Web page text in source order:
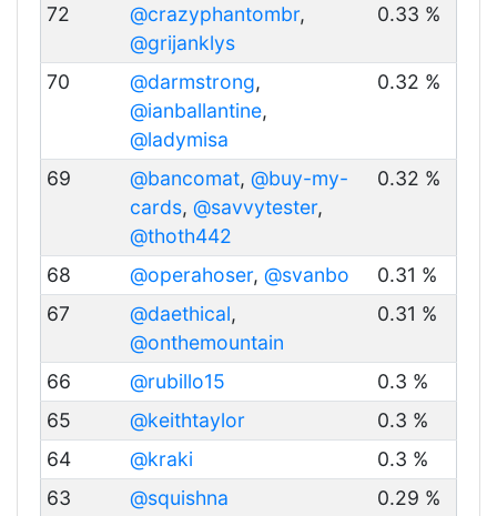
72
@crazyphantombr,
@grijanklys
0.33 %
70 @darmstrong,
@ianballantine,
@ladymisa
0.32 %
69 @bancomat, @buy-my-
cards, @savvytester,
@thoth442
0.32 %
68 @operahoser, @svanbo
0.31 %
67
@daethical,
@onthemountain
0.31 %
66 @rubillo15
0.3 %
65
@keithtaylor
0.3 %
64
@kraki
0.3 %
63
@squishna
0.29 %